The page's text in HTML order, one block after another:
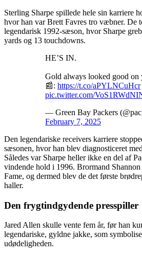
Sterling Sharpe spillede hele sin karriere
hvor han var Brett Favres tro væbner. De
legendarisk 1992-sæson, hvor Sharpe
yards og 13 touchdowns.
HE’S IN.
Gold always looked good on
📰: https://t.co/aPYLNCuHcr
pic.twitter.com/
— Green Bay Packers
February 7, 2025
Den legendariske receivers karriere
sæsonen, hvor han blev diagnosticeret
Således var Sharpe heller ikke en del af
vindende hold i 1996. Brormand
Fame, og dermed blev de det første
haller.
Den frygtindgydende presspiller
Jared Allen skulle vente fem år, før han
legendariske, gyldne jakke, som
udødeligheden.